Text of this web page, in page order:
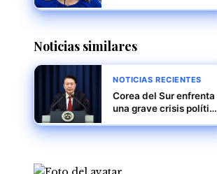
Rico, marcando un
historia política de la
Noticias similares
NOTICIAS RECIENTES
Corea del Sur enfrenta
una grave crisis política
encara juicio político y